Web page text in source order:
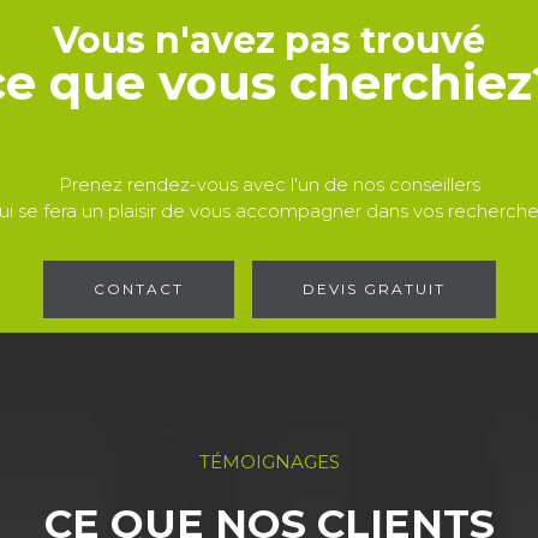
Vous n'avez pas trouvé
que vous
Prenez rendez-vous avec l'un de nos conseillers
se fera un plaisir de vous accompagner dans vos
CONTACT DEVIS GRATUIT
TÉMOIGNAGES
CE QUE NOS CLIENTS